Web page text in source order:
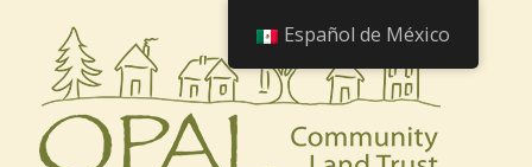
Español de México